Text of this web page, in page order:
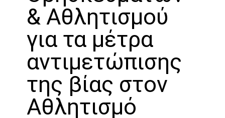
& Αθλητισμού
για τα μέτρα
αντιμετώπισης
της βίας στον
Αθλητισμό